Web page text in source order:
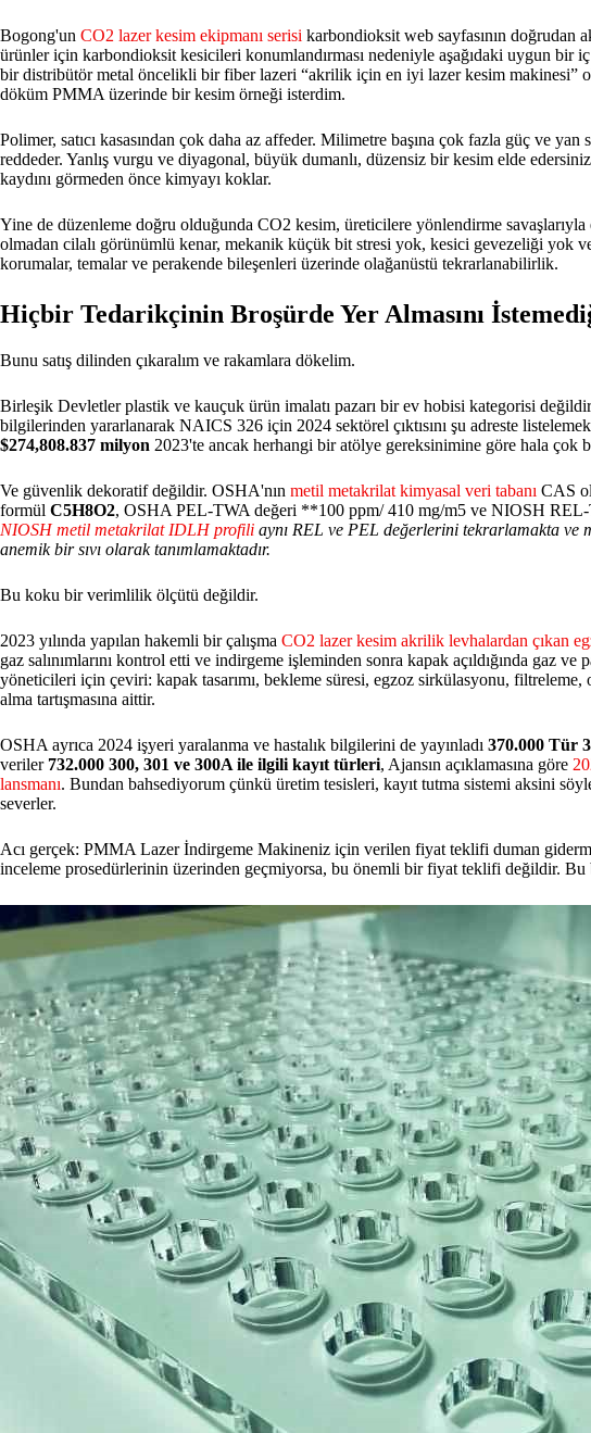
Bogong'un CO2 lazer kesim ekipmanı serisi karbondioksit web sayfasının doğrudan
ürünler için karbondioksit kesicileri konumlandırması nedeniyle aşağıdaki uygun bir iç
bir distribütör metal öncelikli bir fiber lazeri “akrilik için en iyi lazer kesim makinesi”
döküm PMMA üzerinde bir kesim örneği isterdim.
Polimer, satıcı kasasından çok daha az affeder. Milimetre başına çok fazla güç ve yan
reddeder. Yanlış vurgu ve diyagonal, büyük dumanlı, düzensiz bir kesim elde
kaydını görmeden önce kimyayı koklar.
Yine de düzenleme doğru olduğunda CO2 kesim, üreticilere yönlendirme savaşlarıyla
olmadan cilalı görünümlü kenar, mekanik küçük bit stresi yok, kesici gevezeliği yok
korumalar, temalar ve perakende bileşenleri üzerinde olağanüstü tekrarlanabilirlik.
Hiçbir Tedarikçinin Broşürde Yer Almasını
Bunu satış dilinden çıkaralım ve rakamlara dökelim.
Birleşik Devletler plastik ve kauçuk ürün imalatı pazarı bir ev hobisi kategorisi
bilgilerinden yararlanarak NAICS 326 için 2024 sektörel çıktısını şu adreste
$274,808.837 milyon 2023'te ancak herhangi bir atölye gereksinimine göre hala çok
Ve güvenlik dekoratif değildir. OSHA'nın metil metakrilat kimyasal veri tabanı CAS
formül C5H8O2, OSHA PEL-TWA değeri **100 ppm/ 410 mg/m5 ve NIOSH
NIOSH metil metakrilat IDLH profili aynı REL ve PEL değerlerini tekrarlamakta ve
anemik bir sıvı olarak tanımlamaktadır.
Bu koku bir verimlilik ölçütü değildir.
2023 yılında yapılan hakemli bir çalışma CO2 lazer kesim akrilik levhalardan çıkan
gaz salınımlarını kontrol etti ve indirgeme işleminden sonra kapak açıldığında gaz
yöneticileri için çeviri: kapak tasarımı, bekleme süresi, egzoz sirkülasyonu, filtreleme,
alma tartışmasına aittir.
OSHA ayrıca 2024 işyeri yaralanma ve hastalık bilgilerini de yayınladı 370.000 Tür
veriler 732.000 300, 301 ve 300A ile ilgili kayıt türleri, Ajansın açıklamasına göre
lansmanı. Bundan bahsediyorum çünkü üretim tesisleri, kayıt tutma sistemi aksini
severler.
Acı gerçek: PMMA Lazer İndirgeme Makineniz için verilen fiyat teklifi duman
inceleme prosedürlerinin üzerinden geçmiyorsa, bu önemli bir fiyat teklifi değildir.